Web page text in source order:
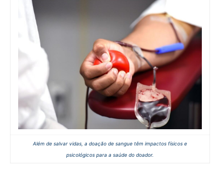
Além de salvar vidas, a doação de sangue têm impactos físicos e
psicológicos para a saúde do doador.